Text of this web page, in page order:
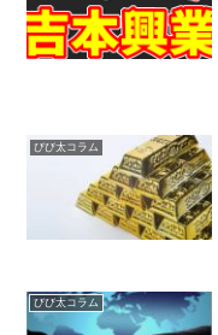
びび太コラム
びび太コラム